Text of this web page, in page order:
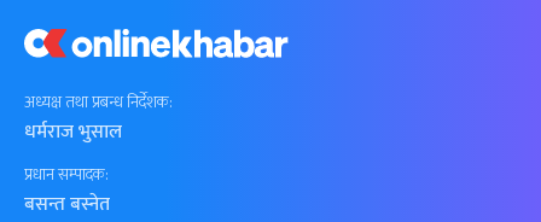
अध्यक्ष तथा प्रबन्ध निर्देशक:
धर्मराज भुसाल
प्रधान सम्पादक:
बसन्त बस्नेत